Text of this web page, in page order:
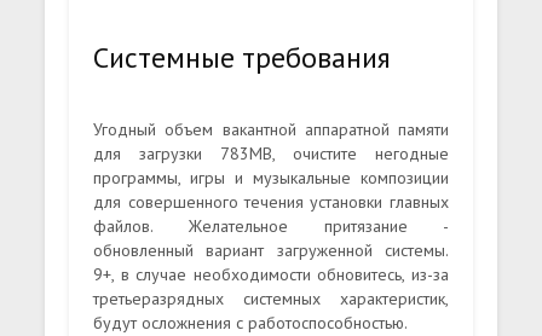
Системные требования
Угодный объем вакантной аппаратной памяти
для загрузки 783MB, очистите негодные
программы, игры и музыкальные композиции
для совершенного течения установки главных
файлов. Желательное притязание -
обновленный вариант загруженной системы.
9+, в случае необходимости обновитесь, из-за
третьеразрядных системных характеристик,
будут осложнения с работоспособностью.